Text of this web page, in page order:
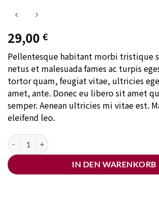
29,00 €
Pellentesque habitant morbi tristique
netus et malesuada fames ac turpis
tortor quam, feugiat vitae, ultricies
amet, ante. Donec eu libero sit amet
semper. Aenean ultricies mi vitae est.
eleifend leo.
Woo Single #1 Menge
IN DEN WARENKORB